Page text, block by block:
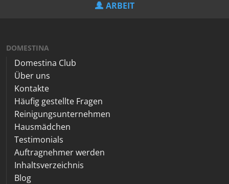
ARBEIT
DOMESTINA
Domestina Club
Über uns
Kontakte
Häufig gestellte Fragen
Reinigungsunternehmen
Hausmädchen
Testimonials
Auftragnehmer werden
Inhaltsverzeichnis
Blog